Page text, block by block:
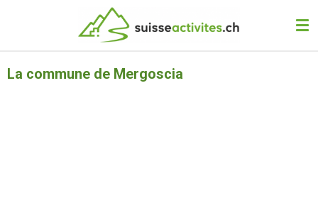
principal
La commune de Mergoscia